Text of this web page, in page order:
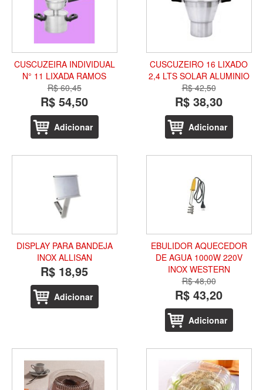
CUSCUZEIRA INDIVIDUAL
N° 11 LIXADA RAMOS
R$ 60,45
R$ 54,50
Adicionar
CUSCUZEIRO 16 LIXADO
2,4 LTS SOLAR ALUMINIO
R$ 42,50
R$ 38,30
Adicionar
DISPLAY PARA BANDEJA
INOX ALLISAN
R$ 18,95
Adicionar
EBULIDOR AQUECEDOR
DE AGUA 1000W 220V
INOX WESTERN
R$ 48,00
R$ 43,20
Adicionar